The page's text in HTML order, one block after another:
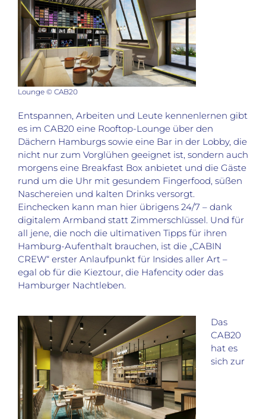
Lounge © CAB20
Entspannen, Arbeiten und Leute kennenlernen gibt
es im CAB20 eine Rooftop-Lounge über den
Dächern Hamburgs sowie eine Bar in der Lobby, die
nicht nur zum Vorglühen geeignet ist, sondern auch
morgens eine Breakfast Box anbietet und die Gäste
rund um die Uhr mit gesundem Fingerfood, süßen
Naschereien und kalten Drinks versorgt.
Einchecken kann man hier übrigens 24/7 – dank
digitalem Armband statt Zimmerschlüssel. Und für
all jene, die noch die ultimativen Tipps für ihren
Hamburg-Aufenthalt brauchen, ist die „CABIN
CREW“ erster Anlaufpunkt für Insides aller Art –
egal ob für die Kieztour, die Hafencity oder das
Hamburger Nachtleben.
Das
CAB20
hat es
sich zur